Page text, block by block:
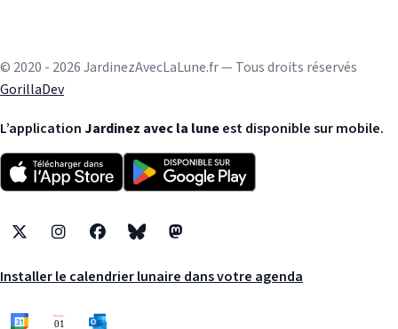
© 2020 - 2026 JardinezAvecLaLune.fr — Tous droits réservés
GorillaDev
L’application Jardinez avec la luneest disponible sur mobile.
X InstagramFacebookBlueskyMastodon
Installer le calendrier lunaire dans votre agenda